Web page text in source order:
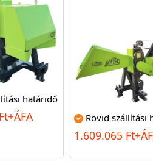
határidő
Rövid szállítási
1.609.065